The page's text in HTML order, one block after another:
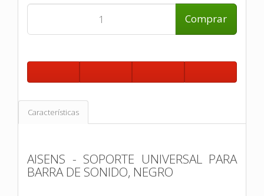
Comprar
Características
AISENS - SOPORTE UNIVERSAL PARA
BARRA DE SONIDO, NEGRO